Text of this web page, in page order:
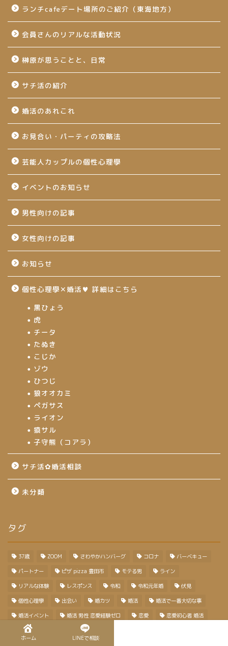
ランチcafeデート場所のご紹介（東海地方）
会員さんのリアルな活動状況
榊原が思うことと、日常
サチ活の紹介
婚活のあれこれ
お見合い・パーティの攻略法
芸能人カップルの個性心理學
イベントのお知らせ
男性向けの記事
女性向けの記事
お知らせ
個性心理學✕婚活♥ 詳細はこちら
黒ひょう
虎
チータ
たぬき
こじか
ゾウ
ひつじ
狼オオカミ
ペガサス
ライオン
猿サル
子守熊（コアラ）
サチ活✿婚活相談
未分類
タグ
37歳 ZOOM さわやかハンバーグ コロナ バーベキュー
パートナー ピザ pizza 豊田市 モテる男 ライン
リアルな体験 レスポンス 令和 令和元年婚 伏見
個性心理學 出会い 婚カツ 婚活 婚活で一番大切な事
婚活イベント 婚活 男性 恋愛経験ゼロ 恋愛 恋愛初心者 婚活
恋愛未経験 恋愛相談所
ホーム LINEで相談